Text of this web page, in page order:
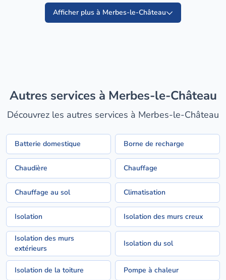
Afficher plus à Merbes-le-Château
Autres services à Merbes-le-Château
Découvrez les autres services à Merbes-le-Château
Batterie domestique Borne de recharge
Chaudière Chauffage
Chauffage au sol Climatisation
Isolation Isolation des murs creux
Isolation des murs
extérieurs
Isolation du sol
Isolation de la toiture Pompe à chaleur